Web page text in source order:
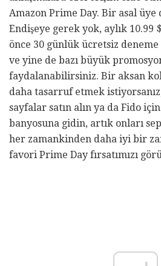
Amazon Prime Day. Bir asal üye
Endişeye gerek yok, aylık 10.99
önce 30 günlük ücretsiz
ve yine de bazı büyük
faydalanabilirsiniz. Bir aksan
daha tasarruf etmek
sayfalar satın alın ya da Fido
banyosuna gidin, artık onları
her zamankinden daha iyi bir
favori Prime Day fırsatımızı